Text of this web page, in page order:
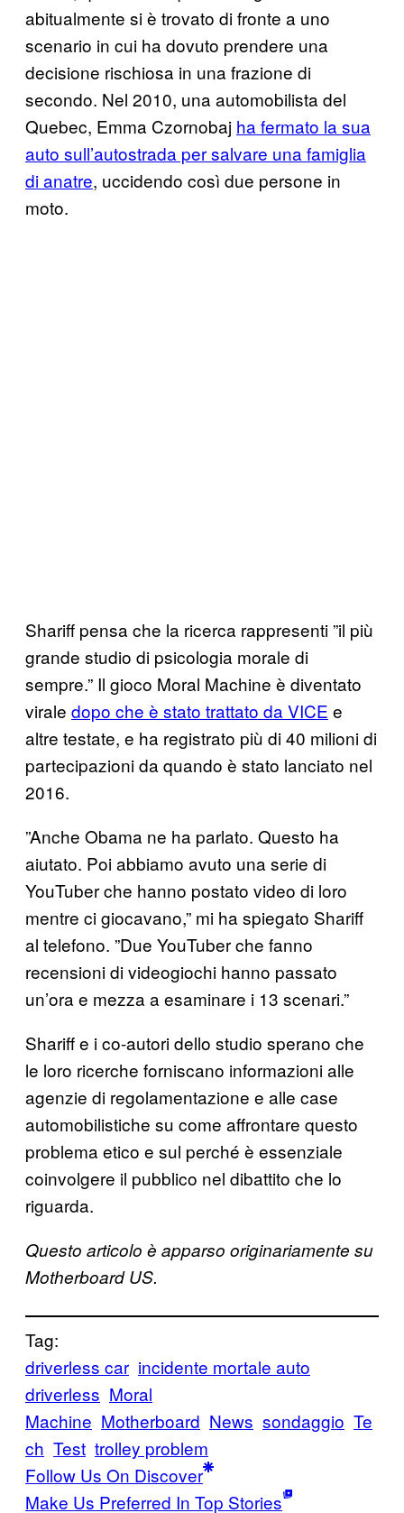
abitualmente si è trovato di fronte a uno
scenario in cui ha dovuto prendere una
decisione rischiosa in una frazione di
secondo. Nel 2010, una automobilista del
Quebec, Emma Czornobaj ha fermato la sua
auto sull’autostrada per salvare una famiglia
di anatre, uccidendo così due persone in
moto.
Shariff pensa che la ricerca rappresenti ”il più
grande studio di psicologia morale di
sempre.” Il gioco Moral Machine è diventato
virale dopo che è stato trattato da VICE e
altre testate, e ha registrato più di 40 milioni di
partecipazioni da quando è stato lanciato nel
2016.
”Anche Obama ne ha parlato. Questo ha
aiutato. Poi abbiamo avuto una serie di
YouTuber che hanno postato video di loro
mentre ci giocavano,” mi ha spiegato Shariff
al telefono. ”Due YouTuber che fanno
recensioni di videogiochi hanno passato
un’ora e mezza a esaminare i 13 scenari.”
Shariff e i co-autori dello studio sperano che
le loro ricerche forniscano informazioni alle
agenzie di regolamentazione e alle case
automobilistiche su come affrontare questo
problema etico e sul perché è essenziale
coinvolgere il pubblico nel dibattito che lo
riguarda.
Questo articolo è apparso originariamente su
Motherboard US.
Tag:
driverless car incidente mortale auto
driverless Moral
Machine Motherboard News sondaggio Te
ch Test trolley problem
Follow Us On Discover
Make Us Preferred In Top Stories